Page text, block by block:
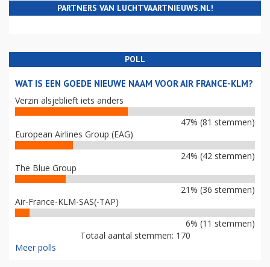
PARTNERS VAN LUCHTVAARTNIEUWS.NL!
POLL
WAT IS EEN GOEDE NIEUWE NAAM VOOR AIR FRANCE-KLM?
Verzin alsjeblieft iets anders
47% (81 stemmen)
European Airlines Group (EAG)
24% (42 stemmen)
The Blue Group
21% (36 stemmen)
Air-France-KLM-SAS(-TAP)
6% (11 stemmen)
Totaal aantal stemmen: 170
Meer polls